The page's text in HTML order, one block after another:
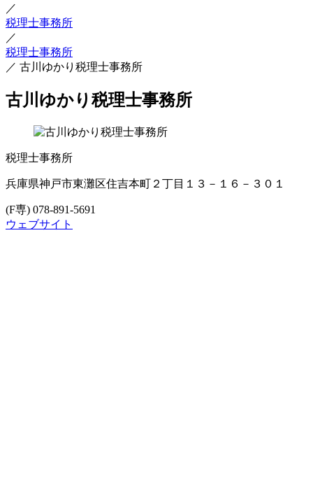
／
税理士事務所
／
税理士事務所
／ 古川ゆかり税理士事務所
古川ゆかり税理士事務所
税理士事務所
兵庫県神戸市東灘区住吉本町２丁目１３－１６－３０１
(F専) 078-891-5691
ウェブサイト